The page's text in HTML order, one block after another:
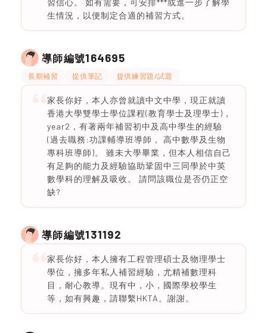
習信心。 如有需要，可安排***或進一步了解學
生情況，以便制定合適的補習方式。
導師編號164695
長期補習 提供筆記 提供練習題/試題
家長你好，本人亦曾就讀中文中學，現正就讀
香港大學雙學士學位課程(教育學士及理學士)，
year2，有著兩年補習初中及高中學生的經驗
(過去職務:功課輔導班導師， 高中數學及生物
專科班導師)。 雖未大學畢業，但本人相信自己
有足夠的能力及經驗協助鞏固中三同學於中英
數學科的理解及吸收。 請問該職位是否仍正空
缺?
導師編號131192
家長你好，本人擁有工程管理碩士及物理學士
學位，擁多年私人補習經驗，尤精補數理科
目，耐心教導。現有中，小，國際學校學生
等，如有興趣，請聯繫HKTA。謝謝。